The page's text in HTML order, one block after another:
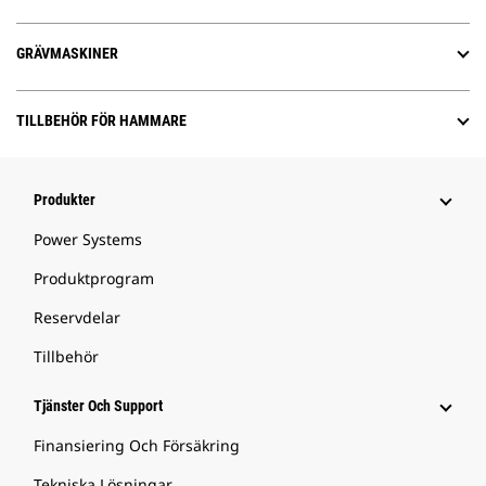
GRÄVMASKINER
TILLBEHÖR FÖR HAMMARE
Produkter
Power Systems
Produktprogram
Reservdelar
Tillbehör
Tjänster Och Support
Finansiering Och Försäkring